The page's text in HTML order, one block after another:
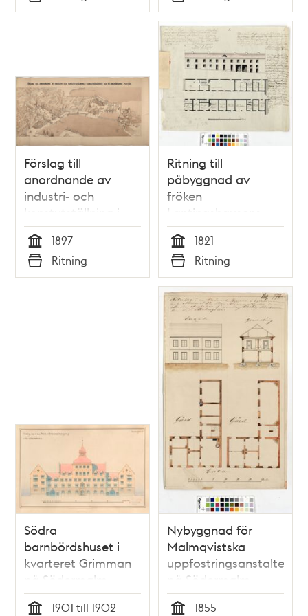
Typ
Typ
Förslag till
anordnande av
industri- och
konstutställning i
Kungsträdgården
och på
angränsande
platser
Tid
1897
Typ
Ritning
Ritning till
påbyggnad av
fröken
Lantingshausens
hus på Blasieholmen
1821
Tid
1821
Typ
Ritning
Södra
barnbördshuset i
kvarteret Grimman
på Södermalm -
odaterat
ritningsförslag,
1901 till 1902
Nybyggnad för
Malmqvistska
uppfostringsanstalten
på Södermalm –
ritning 1855
1855